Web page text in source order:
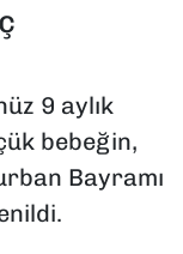
9 aylık
bebeğin,
Bayramı